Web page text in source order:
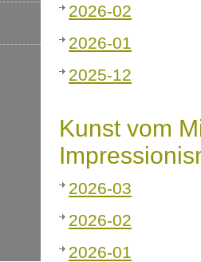
2026-02
2026-01
2025-12
Kunst vom
2026-03
2026-02
2026-01